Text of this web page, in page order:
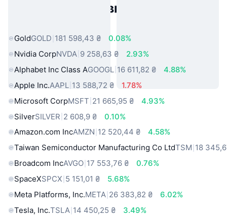
Популярні активи реального
GoldGOLD 181 598,43 ₴
0.08%
Nvidia CorpNVDA 9 258,63 ₴
2.93%
Alphabet Inc Class AGOOGL 16 611,82 ₴
4.88%
Apple Inc.AAPL 13 588,72 ₴
1.78%
Microsoft CorpMSFT 21 665,95 ₴
4.93%
SilverSILVER 2 608,9 ₴
0.10%
Amazon.com IncAMZN 12 520,44 ₴
4.58%
Taiwan Semiconductor Manufacturing Co LtdTSM 18
Broadcom IncAVGO 17 553,76 ₴
0.76%
SpaceXSPCX 5 151,01 ₴
5.68%
Meta Platforms, Inc.META 26 383,82 ₴
6.02%
Tesla, Inc.TSLA 14 450,25 ₴
3.49%